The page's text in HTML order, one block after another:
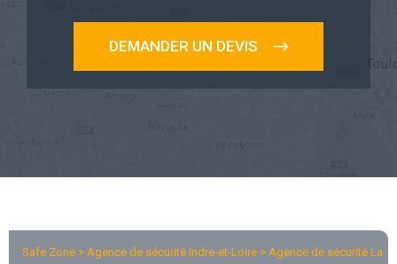
DEMANDER UN DEVIS
Safe Zone > Agence de sécurité Indre-et-Loire > Agence de sécurité La